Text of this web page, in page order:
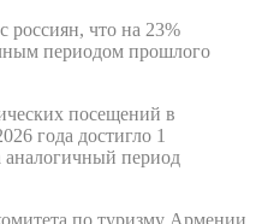
россиян, что на 23%
периодом прошлого
посещений в
года достигло 1
аналогичный период
по туризму Армении